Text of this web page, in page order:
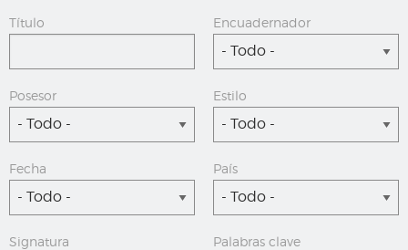
Título Encuadernador
- Todo -
Posesor
- Todo -
Estilo
- Todo -
Fecha
- Todo -
País
- Todo -
Signatura Palabras clave